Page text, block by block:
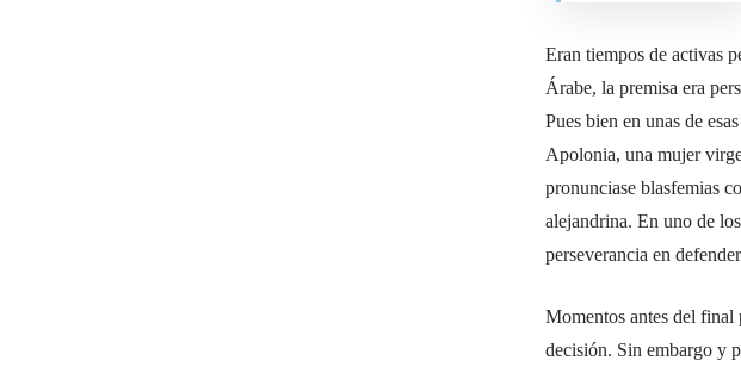
Eran tiempos de activas
Árabe, la premisa era
Pues bien en unas de
Apolonia, una mujer
pronunciase blasfemias
alejandrina. En uno de
perseverancia en
Momentos antes del final
decisión. Sin embargo y